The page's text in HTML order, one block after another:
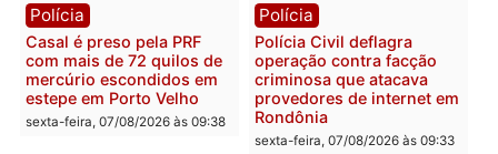
Polícia
2 MILHÕES – Unnesa
apresenta documentos
que comprovam
Polícia
Polícia Federal apreende
400 quilos de drogas e
prende motorista em RO